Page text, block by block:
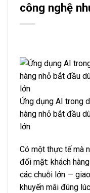
công nghệ
Ứng dụng AI trong
hàng nhỏ bắt đầu
lớn
Có một thực tế mà
đối mặt: khách
các chuỗi lớn —
khuyến mãi đúng